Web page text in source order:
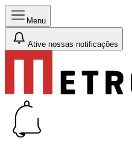
Menu
Ative nossas notificações